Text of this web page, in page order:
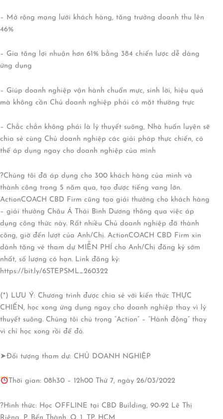
– Mở rộng mạng lưới khách hàng, tăng trưởng doanh thu lên
46%
– Gia tăng lợi nhuận hơn 61% bằng 384 chiến lược dễ dàng
ứng dụng
– Giúp doanh nghiệp vận hành chuẩn mực, sinh lời, hiệu quả
mà không cần Chủ doanh nghiệp phải có mặt thường trực
– Chắc chắn không phải là lý thuyết suông, Nhà huấn luyện sẽ
chia sẻ cùng Chủ doanh nghiệp các giải pháp thực chiến, có
thể áp dụng ngay cho doanh nghiệp của mình
?Chúng tôi đã áp dụng cho 300 khách hàng của mình và
thành công trong 5 năm qua, tạo được tiếng vang lớn.
ActionCOACH CBD Firm cũng tạo giải thưởng cho khách hàng
– giải thưởng Châu Á Thái Bình Dương thông qua việc áp
dụng công thức này. Rất nhiều Chủ doanh nghiệp đã thành
công, giờ đến lượt của Anh/Chị. ActionCOACH CBD Firm xin
dành tặng vé tham dự MIỄN PHÍ cho Anh/Chị đăng ký sớm
nhất, số lượng có hạn. Link đăng ký:
https://bit.ly/6STEPSML_260322
(*) LƯU Ý: Chương trình được chia sẻ với kiến thức THỰC
CHIẾN, học xong ứng dụng ngay cho doanh nghiệp thay vì lý
thuyết suông. Chúng tôi chú trọng “Action” – “Hành động” thay
vì chỉ học xong rồi để đó.
➤Đối tượng tham dự: CHỦ DOANH NGHIỆP
Thời gian: 08h30 – 12h00 Thứ 7, ngày 26/03/2022
?Hình thức: Học OFFLINE tại CBD Building, 90-92 Lê Thị